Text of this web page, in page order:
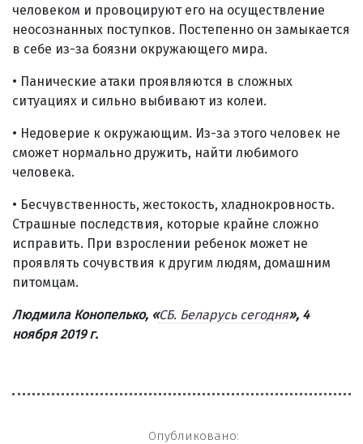
человеком и провоцируют его на осуществление
неосознанных поступков. Постепенно он замыкается
в себе из-за боязни окружающего мира.
• Панические атаки проявляются в сложных
ситуациях и сильно выбивают из колеи.
• Недоверие к окружающим. Из-за этого человек не
сможет нормально дружить, найти любимого
человека.
• Бесчувственность, жестокость, хладнокровность.
Страшные последствия, которые крайне сложно
исправить. При взрослении ребенок может не
проявлять сочувствия к другим людям, домашним
питомцам.
Людмила Конопелько, «СБ. Беларусь сегодня», 4
ноября 2019 г.
Опубликовано: